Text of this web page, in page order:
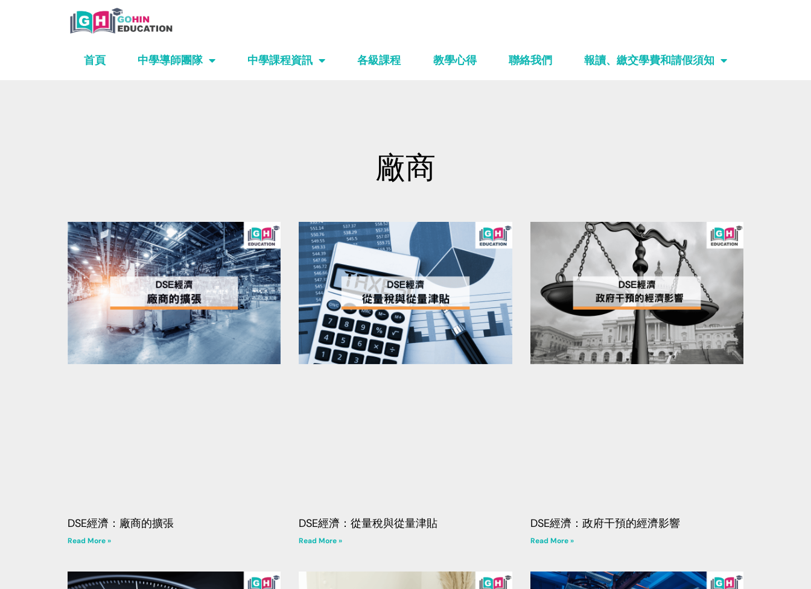
首頁 中學導師團隊 中學課程資訊 各級課程 教學心得 聯絡我們 報讀、繳交學費和請假須知
廠商
DSE經濟：廠商的擴張
Read More »
DSE經濟：從量稅與從量津貼
Read More »
DSE經濟：政府干預的經濟影響
Read More »